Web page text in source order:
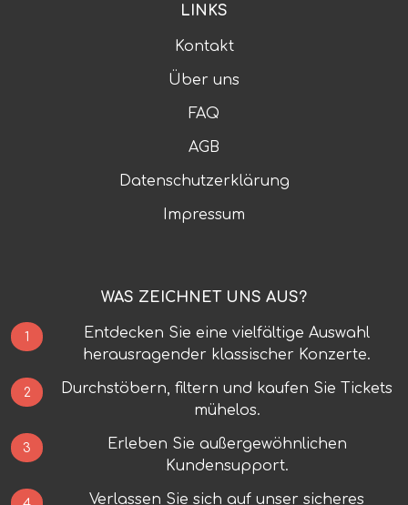
LINKS
Kontakt
Über uns
FAQ
AGB
Datenschutzerklärung
Impressum
WAS ZEICHNET UNS AUS?
1
Entdecken Sie eine vielfältige Auswahl
herausragender klassischer Konzerte.
2
Durchstöbern, filtern und kaufen Sie Tickets
mühelos.
3
Erleben Sie außergewöhnlichen
Kundensupport.
Verlassen Sie sich auf unser sicheres